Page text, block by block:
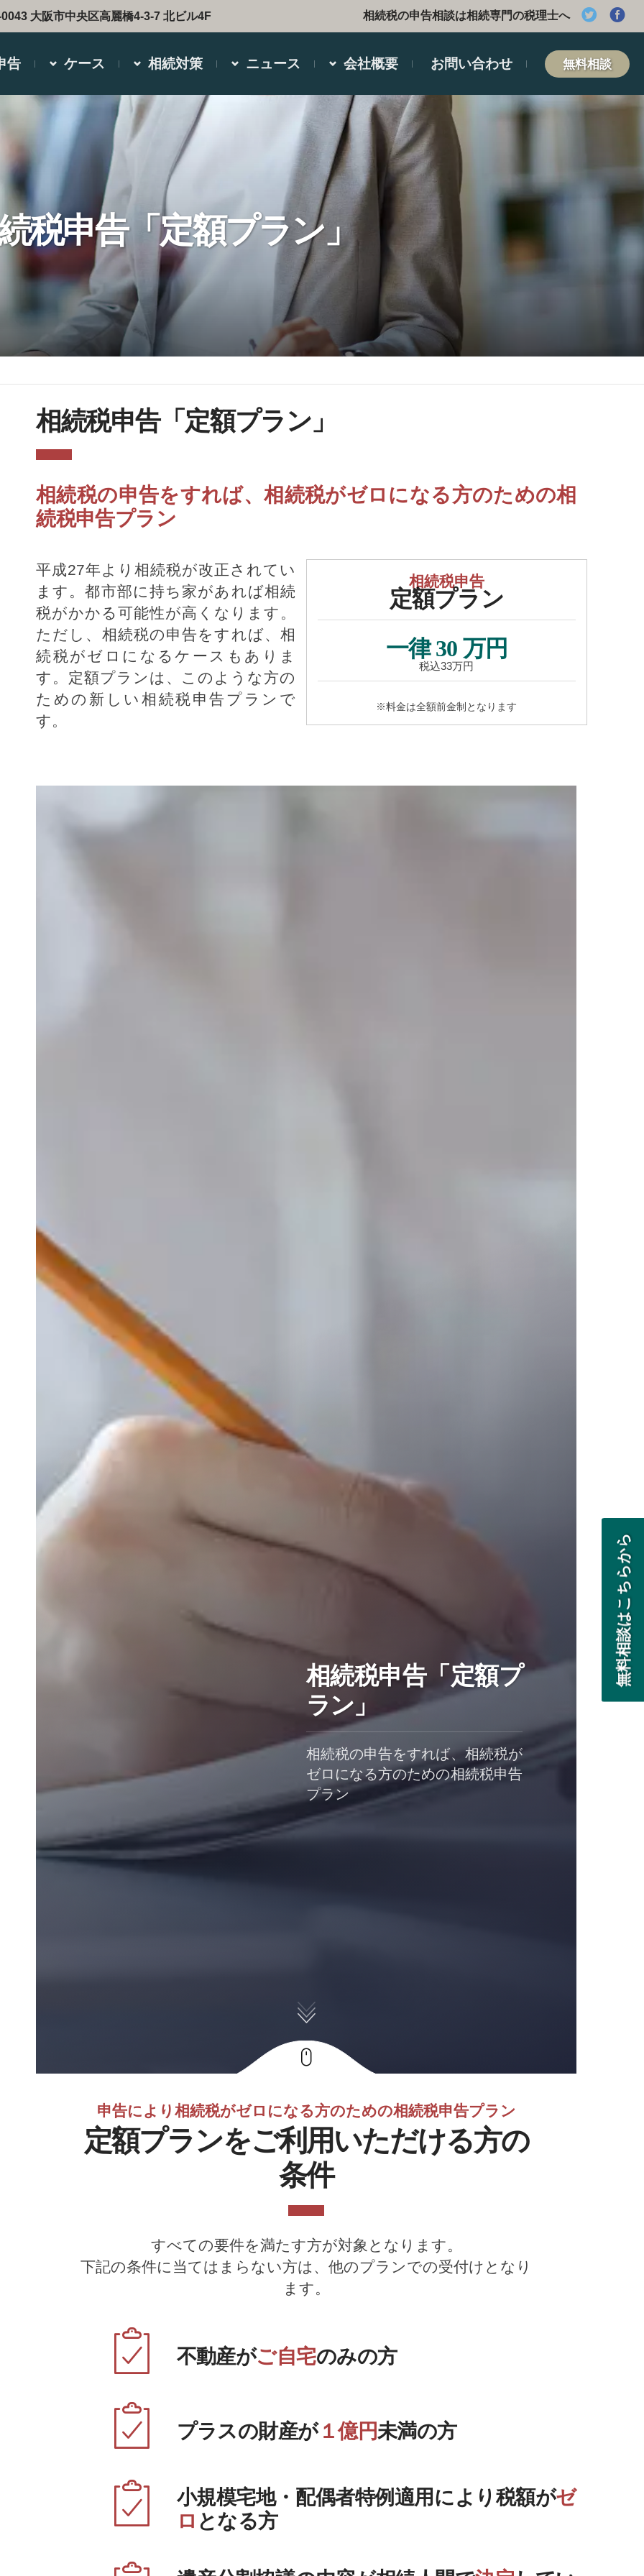
大阪市中央区高麗橋4-3-7 北ビル4F 相続税の申告相談は相続専門の税理士へ
告 ケース 相続対策 ニュース 会社概要 お問い合わせ 無料相談
税申告「定額プラン」
相続税申告「定額プラン」
相続税の申告をすれば、相続税がゼロになる方のための相
続税申告プラン
平成27年より相続税が改正されてい
ます。都市部に持ち家があれば相続
税がかかる可能性が高くなります。
ただし、相続税の申告をすれば、相
続税がゼロになるケースもありま
す。定額プランは、このような方の
ための新しい相続税申告プランで
す。
相続税申告
定額プラン
一律 30 万円
税込33万円
※料金は全額前金制となります
相続税申告「定額プ
ラン」
相続税の申告をすれば、相続税が
ゼロになる方のための相続税申告
プラン
申告により相続税がゼロになる方のための相続税申告プラン
定額プランをご利用いただける方の
条件
すべての要件を満たす方が対象となります。
下記の条件に当てはまらない方は、他のプランでの受付けとなり
ます。
不動産がご自宅のみの方
プラスの財産が１億円未満の方
小規模宅地・配偶者特例適用により税額がゼ
ロ となる方
無料相談はこちらから